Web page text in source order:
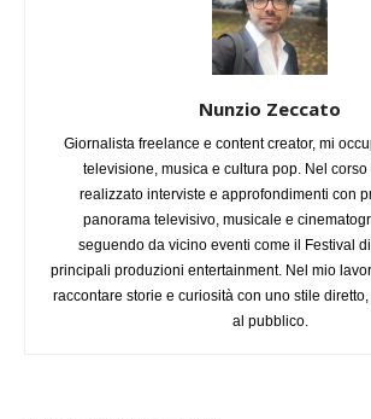
Nunzio Zeccato
Giornalista freelance e content creator, mi
televisione, musica e cultura pop. Nel
realizzato interviste e approfondimenti con
panorama televisivo, musicale e
seguendo da vicino eventi come il Festival
principali produzioni entertainment. Nel mio
raccontare storie e curiosità con uno stile
al pubblico.